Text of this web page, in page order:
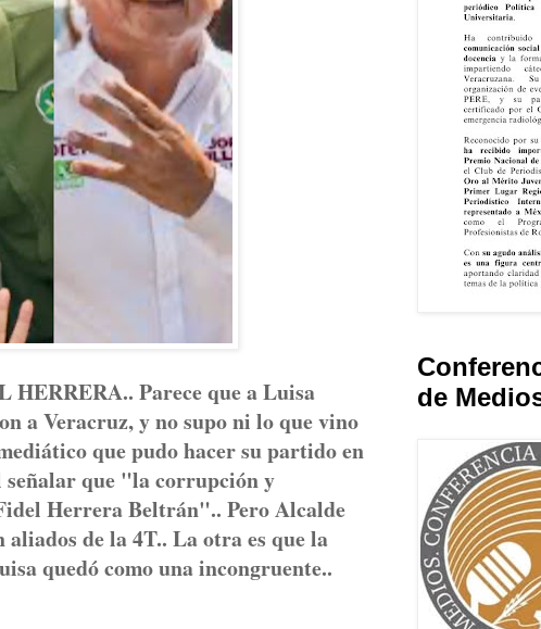
Parece que a Luisa
a Veracruz, y no supo ni lo que vino
que pudo hacer su partido en
señalar que "la corrupción y
Herrera Beltrán".. Pero Alcalde
de la 4T.. La otra es que la
quedó como una incongruente..
de